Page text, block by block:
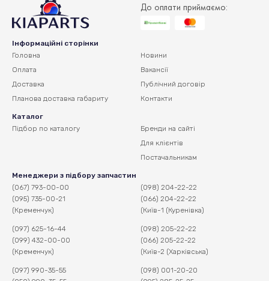
До оплати приймаємо:
Інформаційні сторінки
Головна
Оплата
Доставка
Планова доставка габариту
Новини
Вакансії
Публічний договір
Контакти
Каталог
Підбор по каталогу
Бренди на сайті
Для клієнтів
Постачальникам
Менеджери з підбору запчастин
(067) 793-00-00
(095) 735-00-21
(Кременчук)
(097) 625-16-44
(099) 432-00-00
(Кременчук)
(097) 990-35-55
(098) 204-22-22
(066) 204-22-22
(Київ-1 (Куренівка)
(098) 205-22-22
(066) 205-22-22
(Київ-2 (Харківська)
(098) 001-20-20